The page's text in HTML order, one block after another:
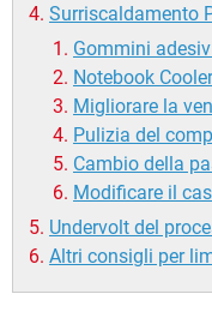
Surriscaldamento
Gommini
Notebook Cooler
Migliorare la
Pulizia del
Cambio della
Modificare il
Undervolt del
Altri consigli per